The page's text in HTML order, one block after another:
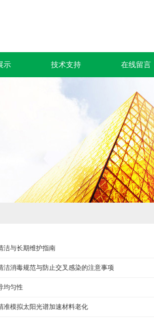
示 技术支持 在线留言
洁与长期维护指南
洁消毒规范与防止交叉感染的注意事项
均匀性
准模拟太阳光谱加速材料老化